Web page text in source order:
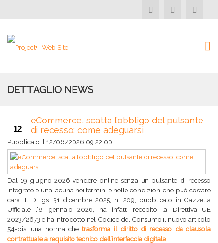
DETTAGLIO NEWS
12
eCommerce, scatta l’obbligo del pulsante
di recesso: come adeguarsi
Pubblicato il 12/06/2026 09:22:00
Dal 19 giugno 2026 vendere online senza un pulsante di recesso
integrato è una lacuna nei termini e nelle condizioni che può costare
cara. Il D.Lgs. 31 dicembre 2025, n. 209, pubblicato in Gazzetta
Ufficiale l’8 gennaio 2026, ha infatti recepito la Direttiva UE
2023/2673 e ha introdotto nel Codice del Consumo il nuovo articolo
54-bis, una norma chetrasforma il diritto di recesso da clausola
contrattuale a requisito tecnico dell’interfaccia digitale.